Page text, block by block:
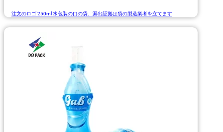
注文のロゴ 250ml 水包装の口の袋、漏出証拠は袋の製造業者を立てます